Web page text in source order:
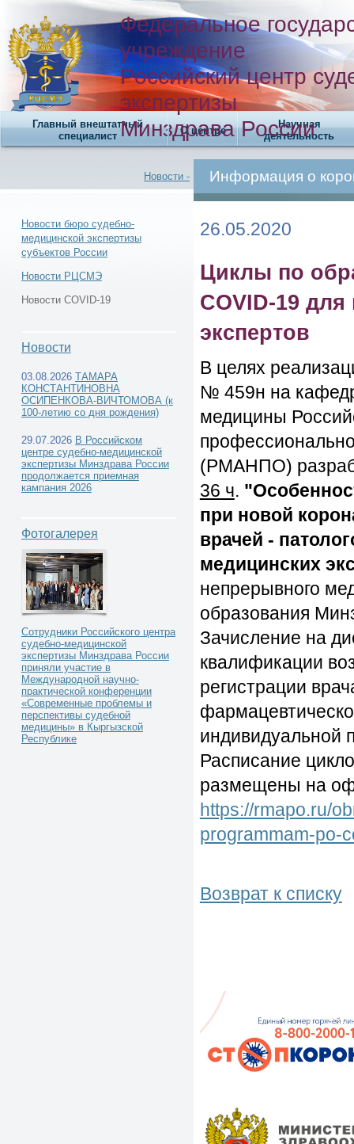
Федеральное
учреждение
Российский центр
экспертизы
Минздрава России
Главный внештатный
специалист
О центре
Научная
деятельность
Новости - Информация о
Новости бюро судебно-
медицинской экспертизы
субъектов России
Новости РЦСМЭ
Новости COVID-19
Новости
03.08.2026 ТАМАРА
КОНСТАНТИНОВНА
ОСИПЕНКОВА-ВИЧТОМОВА (к
100-летию со дня рождения)
29.07.2026 В Российском
центре судебно-медицинской
экспертизы Минздрава России
продолжается приемная
кампания 2026
Фотогалерея
Сотрудники Российского центра
судебно-медицинской
экспертизы Минздрава России
приняли участие в
Международной научно-
практической конференции
«Современные проблемы и
перспективы судебной
медицины» в Кыргызской
Республике
26.05.2020
Циклы по
COVID-19
экспертов
В целях
№ 459н на
медицины
(РМАНПО)
36 ч.
при новой
врачей -
медицинских
непрерывного
образования
Зачисление на
квалификации
регистрации
индивидуальной
Расписание
размещены на
https://rmapo.ru/
programmam-po-
Возврат к списку